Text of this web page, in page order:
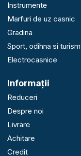
Instrumente
Marfuri de uz casnic
Gradina
Sport, odihna si turism
Electrocasnice
Informaţii
Reduceri
Despre noi
Livrare
Achitare
Credit